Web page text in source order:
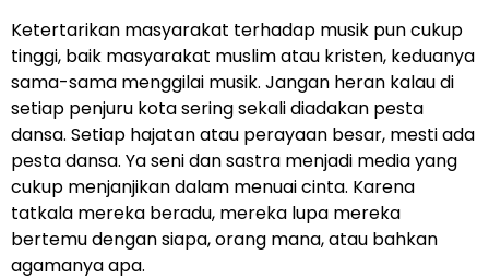
Ketertarikan masyarakat terhadap musik pun cukup
tinggi, baik masyarakat muslim atau kristen, keduanya
sama-sama menggilai musik. Jangan heran kalau di
setiap penjuru kota sering sekali diadakan pesta
dansa. Setiap hajatan atau perayaan besar, mesti ada
pesta dansa. Ya seni dan sastra menjadi media yang
cukup menjanjikan dalam menuai cinta. Karena
tatkala mereka beradu, mereka lupa mereka
bertemu dengan siapa, orang mana, atau bahkan
agamanya apa.